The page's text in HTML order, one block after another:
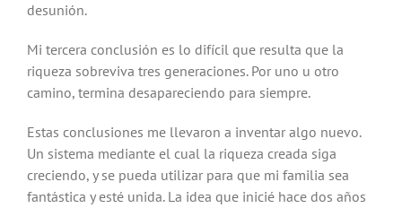
desunión.
Mi tercera conclusión es lo difícil que resulta que la
riqueza sobreviva tres generaciones. Por uno u otro
camino, termina desapareciendo para siempre.
Estas conclusiones me llevaron a inventar algo nuevo.
Un sistema mediante el cual la riqueza creada siga
creciendo, y se pueda utilizar para que mi familia sea
fantástica y esté unida. La idea que inicié hace dos años